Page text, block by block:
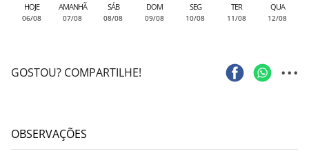
HOJE
06/08
AMANHÃ
07/08
SÁB
08/08
DOM
09/08
SEG
10/08
TER
11/08
QUA
12/08
GOSTOU? COMPARTILHE! ...
OBSERVAÇÕES